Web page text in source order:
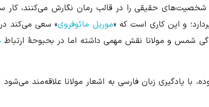
شخصیت‌های حقیقی را در قالب رمان نگارش می‌کنند،
و این کاری است که «موریل مائوفروی» سعی می‌کند در
شمس و مولانا نقش مهمی داشته اما در بحبوحهٔ ارتباط
با یادگیری زبان فارسی به اشعار مولانا علاقه‌مند